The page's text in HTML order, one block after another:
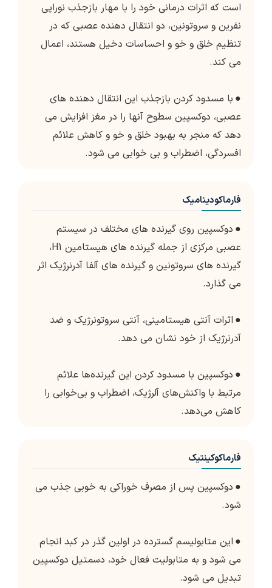
است که اثرات درمانی خود را با مهار بازجذب نوراپی
نفرین و سروتونین، دو انتقال دهنده عصبی که در
تنظیم خلق و خو و احساسات دخیل هستند، اعمال
می کند.
● با مسدود کردن بازجذب این انتقال دهنده های
عصبی، دوکسپین سطوح آنها را در مغز افزایش می
دهد که منجر به بهبود خلق و خو و کاهش علائم
افسردگی، اضطراب و بی خوابی می شود.
فارماکودینامیک
● دوکسپین روی گیرنده های مختلف در سیستم
عصبی مرکزی از جمله گیرنده های هیستامین H1،
گیرنده های سروتونین و گیرنده های آلفا آدرنرژیک اثر
می گذارد.
● اثرات آنتی هیستامینی، آنتی سروتونرژیک و ضد
آدرنرژیک از خود نشان می دهد.
● دوکسپین با مسدود کردن این گیرنده‌ها علائم
مرتبط با واکنش‌های آلرژیک، اضطراب و بی‌خوابی را
کاهش می‌دهد.
فارماکوکینتیک
● دوکسپین پس از مصرف خوراکی به خوبی جذب می
شود.
● این متابولیسم گسترده در اولین گذر در کبد انجام
می شود و به متابولیت فعال خود، دسمتیل دوکسپین
تبدیل می شود.